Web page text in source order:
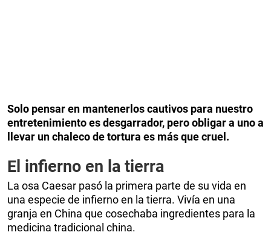
Solo pensar en mantenerlos cautivos para nuestro
entretenimiento es desgarrador, pero obligar a uno a
llevar un chaleco de tortura es más que cruel.
El infierno en la tierra
La osa Caesar pasó la primera parte de su vida en
una especie de infierno en la tierra. Vivía en una
granja en China que cosechaba ingredientes para la
medicina tradicional china.